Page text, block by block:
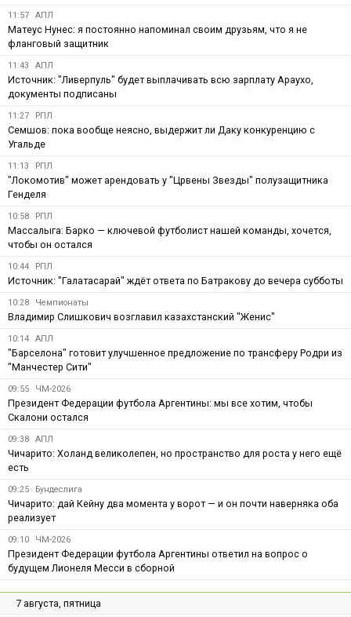
11:57 АПЛ
Матеус Нунес: я постоянно напоминал своим друзьям, что я не
фланговый защитник
11:43 АПЛ
Источник: "Ливерпуль" будет выплачивать всю зарплату Араухо,
документы подписаны
11:27 РПЛ
Семшов: пока вообще неясно, выдержит ли Даку конкуренцию с
Угальде
11:13 РПЛ
"Локомотив" может арендовать у "Црвены Звезды" полузащитника
Генделя
10:58 РПЛ
Массалыга: Барко — ключевой футболист нашей команды, хочется,
чтобы он остался
10:44 РПЛ
Источник: "Галатасарай" ждёт ответа по Батракову до вечера субботы
10:28 Чемпионаты
Владимир Слишкович возглавил казахстанский "Женис"
10:14 АПЛ
"Барселона" готовит улучшенное предложение по трансферу Родри из
"Манчестер Сити"
09:55 ЧМ-2026
Президент Федерации футбола Аргентины: мы все хотим, чтобы
Скалони остался
09:38 АПЛ
Чичарито: Холанд великолепен, но пространство для роста у него ещё
есть
09:25 Бундеслига
Чичарито: дай Кейну два момента у ворот — и он почти наверняка оба
реализует
09:10 ЧМ-2026
Президент Федерации футбола Аргентины ответил на вопрос о
будущем Лионеля Месси в сборной
7 августа, пятница